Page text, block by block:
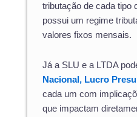
tributação de cada tipo
possui um regime
valores fixos mensais.
Já a SLU e a LTDA
Nacional, Lucro
cada um com
que impactam